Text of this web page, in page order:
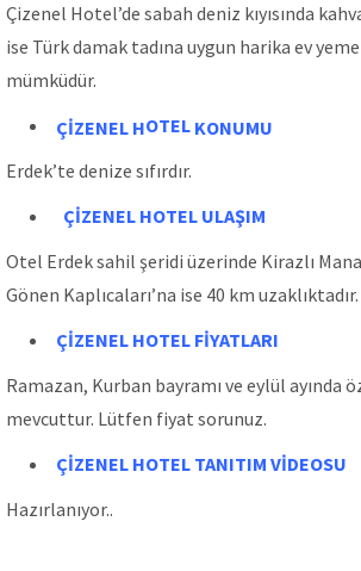
Çizenel Hotel’de sabah deniz kıyısında
ise Türk damak tadına uygun harika ev
mümküdür.
ÇİZENEL HOTEL KONUMU
Erdek’te denize sıfırdır.
ÇİZENEL HOTEL ULAŞIM
Otel Erdek sahil şeridi üzerinde Kirazlı
Gönen Kaplıcaları’na ise 40 km uzaklıktadır.
ÇİZENEL HOTEL FİYATLARI
Ramazan, Kurban bayramı ve eylül ayında
mevcuttur. Lütfen fiyat sorunuz.
ÇİZENEL HOTEL TANITIM VİDEOSU
Hazırlanıyor..